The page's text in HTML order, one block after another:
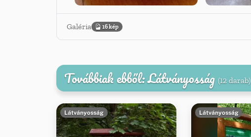
Galéria 16 kép
Továbbiak ebből: Látványosság (12 darab)
Látványosság Látványosság